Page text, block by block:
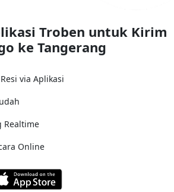
Troben untuk Kirim
ke Tangerang
via Aplikasi
Realtime
Online